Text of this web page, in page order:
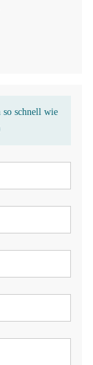
so schnell wie